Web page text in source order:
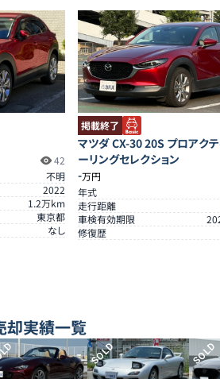
42
不明
2022
1.2万km
東京都
なし
掲載終了
マツダ CX-30 20S プロアク
ーリングセレクション
-万円
年式
走行距離
車検有効期限
修復歴
却実績一覧
SOLD SOLD